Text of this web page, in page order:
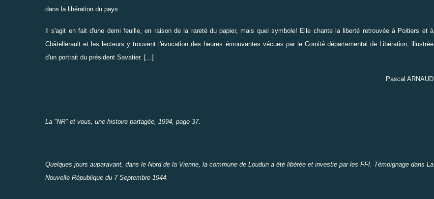
dans la libération du pays.
Il s'agit en fait d'une demi feuille, en raison de la rareté du papier, mais quel symbole! Elle chante la liberté retrouvée à Poitiers et à
Châtellerault et les lecteurs y trouvent l'évocation des heures émouvantes vécues par le Comité départemental de Libération, illustrée
d'un portrait du président Savatier. [...]
Pascal ARNAUD
La "NR" et vous, une histoire partagée, 1994, page 37.
Quelques jours auparavant, dans le Nord de la Vienne, la commune de Loudun a été libérée et investie par les FFI. Témoignage dans La
Nouvelle République du 7 Septembre 1944.